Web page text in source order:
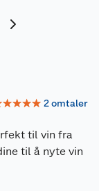
☆☆☆☆ 2omtaler
til vin fra
til å nyte vin